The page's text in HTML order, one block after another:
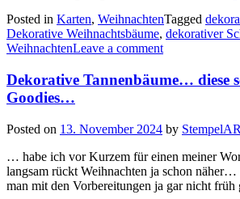
Posted in Karten, WeihnachtenTagged
Dekorative Weihnachtsbäume, dekorativer
WeihnachtenLeave a comment
Dekorative Tannenbäume… diese
Goodies…
Posted on 13. November 2024 by
… habe ich vor Kurzem für einen meiner
langsam rückt Weihnachten ja schon
man mit den Vorbereitungen ja gar nicht früh